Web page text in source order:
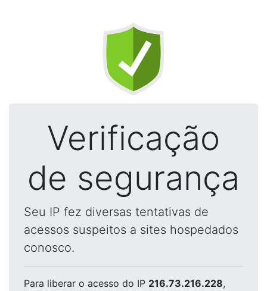
Verificação
de segurança
Seu IP fez diversas tentativas de
acessos suspeitos a sites hospedados
conosco.
Para liberar o acesso do IP 216.73.216.228,